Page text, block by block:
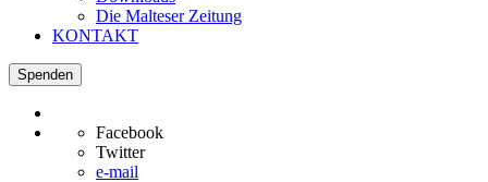
Die Malteser Zeitung
KONTAKT
Spenden
Facebook
Twitter
e-mail